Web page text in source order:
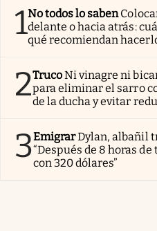
1No todos lo saben
delante o hacia atrás:
qué recomiendan
2TrucoNi vinagre ni
para eliminar el sarro
de la ducha y evitar
3EmigrarDylan, albañil
“Después de 8 horas
con 320 dólares”